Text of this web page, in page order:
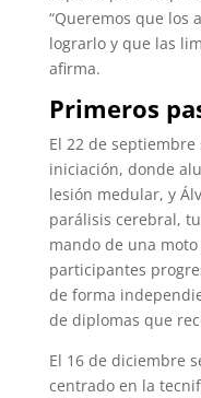
“Queremos que los
lograrlo y que las
afirma.
Primeros
El 22 de
iniciación, donde
lesión medular, y
parálisis cerebral,
mando de una
participantes
de forma
de diplomas que
El 16 de diciembre
centrado en la